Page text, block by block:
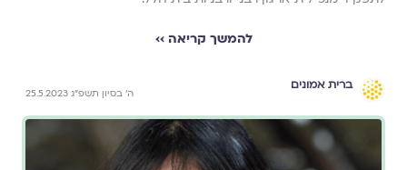
להמשך קריאה ››
ברית אמונים
ה׳ בסיון תשפ״ג 25.5.2023